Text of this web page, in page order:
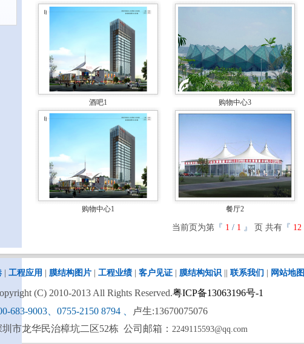
酒吧1 购物中心3
购物中心1 餐厅2
当前页为第 『 1 / 1 』 页 共有 『 12
| 工程应用 膜结构图片| 工程业绩| 客户见证| 膜结构知识|| 联系我们 网站地图
(C) 2010-2013 All Rights Reserved.粤ICP备13063196号-1
683-9003、0755-2150 8794
卢生:13670075076
市龙华民治樟坑二区52栋 公司邮箱： 2249115593@qq.com